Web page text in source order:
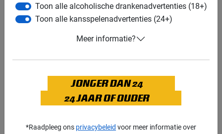
vanGrand Prix Radiovoor de smartphone. Houd altijd
rekening met vertraging als gevolg van de
F1 aan Tafel: Zandvoort wordt voor Max
Toon alle alcoholische drankenadvertenties (18+)
Toon alle kansspelenadvertenties (24+)
Meer informatie?
JONGER DAN 24
24 JAAR OF OUDER
*Raadpleeg ons privacybeleid voor meer informatie over